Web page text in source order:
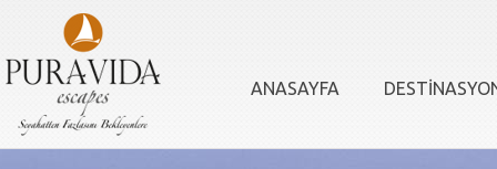
ANASAYFA